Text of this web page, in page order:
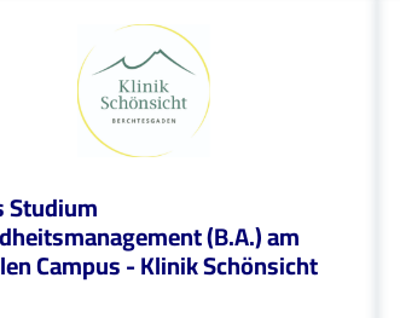
Studium
(B.A.) am
Campus - Klinik Schönsicht